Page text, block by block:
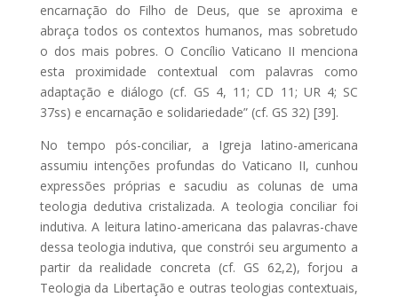
encarnação do Filho de Deus, que se aproxima e
abraça todos os contextos humanos, mas sobretudo
o dos mais pobres. O Concílio Vaticano II menciona
esta proximidade contextual com palavras como
adaptação e diálogo (cf. GS 4, 11; CD 11; UR 4; SC
37ss) e encarnação e solidariedade” (cf. GS 32) [39].
No tempo pós-conciliar, a Igreja latino-americana
assumiu intenções profundas do Vaticano II, cunhou
expressões próprias e sacudiu as colunas de uma
teologia dedutiva cristalizada. A teologia conciliar foi
indutiva. A leitura latino-americana das palavras-chave
dessa teologia indutiva, que constrói seu argumento a
partir da realidade concreta (cf. GS 62,2), forjou a
Teologia da Libertação e outras teologias contextuais,